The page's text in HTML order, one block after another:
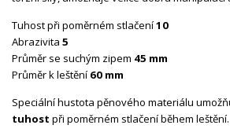
Tuhost při poměrném stlačení10
Abrazivita 5
Průměr se suchým zipem 45 mm
Průměr k leštění 60 mm
Speciální hustota pěnového materiálu
tuhost při poměrném stlačení během leštění.